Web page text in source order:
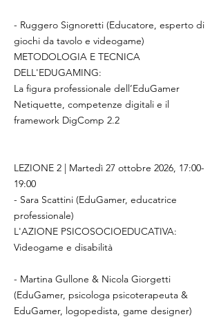
- Ruggero Signoretti (Educatore, esperto di
giochi da tavolo e videogame)
METODOLOGIA E TECNICA
DELL'EDUGAMING:
La figura professionale dell’EduGamer
Netiquette, competenze digitali e il
framework DigComp 2.2
LEZIONE 2 | Martedì 27 ottobre 2026, 17:00-
19:00
- Sara Scattini (EduGamer, educatrice
professionale)
L'AZIONE PSICOSOCIOEDUCATIVA:
Videogame e disabilità
- Martina Gullone & Nicola Giorgetti
(EduGamer, psicologa psicoterapeuta &
EduGamer, logopedista, game designer)